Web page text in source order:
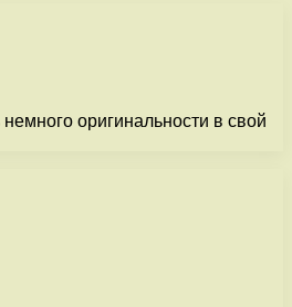
оригинальности в свой